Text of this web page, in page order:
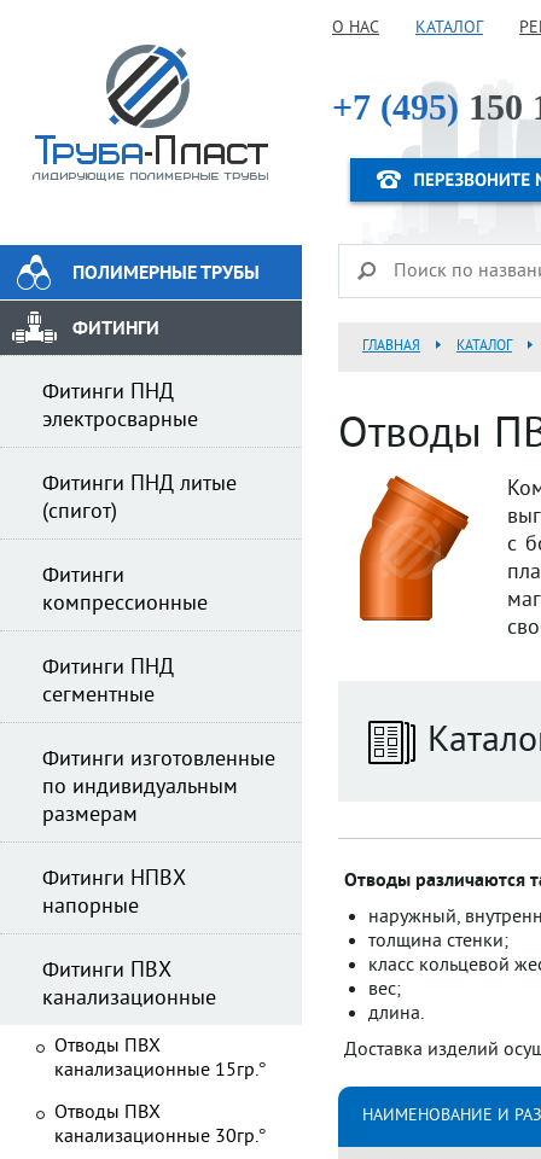
О НАС КАТАЛОГ
+7 (495) 150
ГЛАВНАЯ КАТАЛОГ
Отводы
с
Отводы различаются
наружный,
толщина стенки;
класс кольцевой
вес;
длина.
Доставка изделий
НАИМЕНОВАНИЕ И
ПОЛИМЕРНЫЕ ТРУБЫ
ФИТИНГИ
Фитинги ПНД
электросварные
Фитинги ПНД литые
(спигот)
Фитинги
компрессионные
Фитинги ПНД
сегментные
Фитинги изготовленные
по индивидуальным
размерам
Фитинги НПВХ
напорные
Фитинги ПВХ
канализационные
Отводы ПВХ
канализационные 15гр.°
Отводы ПВХ
канализационные 30гр.°